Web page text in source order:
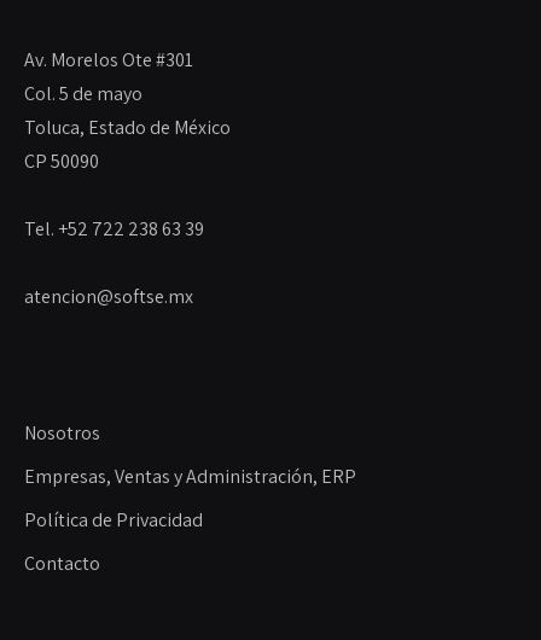
Av. Morelos Ote #301
Col. 5 de mayo
Toluca, Estado de México
CP 50090
Tel. +52 722 238 63 39
atencion@softse.mx
Nosotros
Empresas, Ventas y Administración, ERP
Política de Privacidad
Contacto